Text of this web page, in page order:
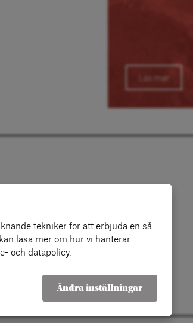
Läs mer
tekniker för att erbjuda en så
läsa mer om hur vi hanterar
och datapolicy.
Ändra inställningar